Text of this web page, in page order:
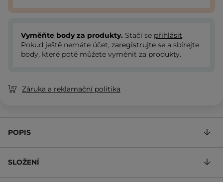
Vyměňte body za produkty. Stačí se přihlásit.
Pokud ještě nemáte účet, zaregistrujte se a sbírejte
body, které poté můžete vyměnit za produkty.
Záruka a reklamační politika
POPIS
SLOŽENÍ